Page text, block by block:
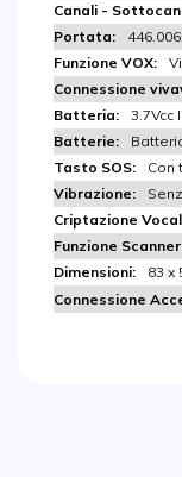
3.7Vcc
Con
83 x